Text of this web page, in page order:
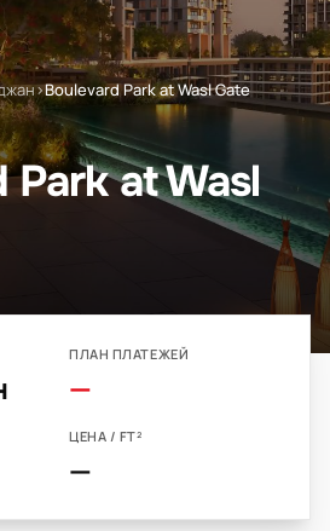
›Boulevard Park at Wasl Gate
Park at Wasl
ПЛАН ПЛАТЕЖЕЙ
—
ЦЕНА / FT²
—